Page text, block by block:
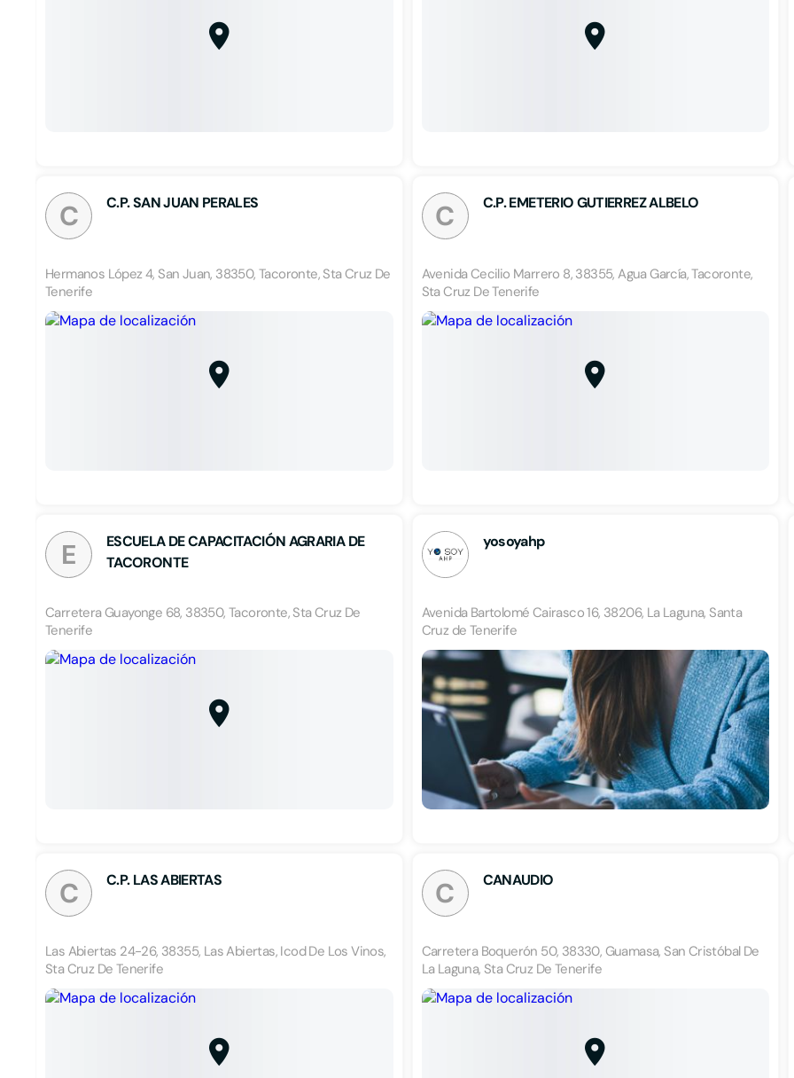
C C.P. SAN JUAN PERALES
Hermanos López 4, San Juan, 38350, Tacoronte, Sta Cruz De
Tenerife
C C.P. EMETERIO GUTIERREZ ALBELO
Avenida Cecilio Marrero 8, 38355, Agua García, Tacoronte,
Sta Cruz De Tenerife
E
ESCUELA DE CAPACITACIÓN AGRARIA DE
TACORONTE
Carretera Guayonge 68, 38350, Tacoronte, Sta Cruz De
Tenerife
yosoyahp
Avenida Bartolomé Cairasco 16, 38206, La Laguna, Santa
Cruz de Tenerife
C C.P. LAS ABIERTAS
Las Abiertas 24-26, 38355, Las Abiertas, Icod De Los Vinos,
Sta Cruz De Tenerife
C CANAUDIO
Carretera Boquerón 50, 38330, Guamasa, San Cristóbal De
La Laguna, Sta Cruz De Tenerife